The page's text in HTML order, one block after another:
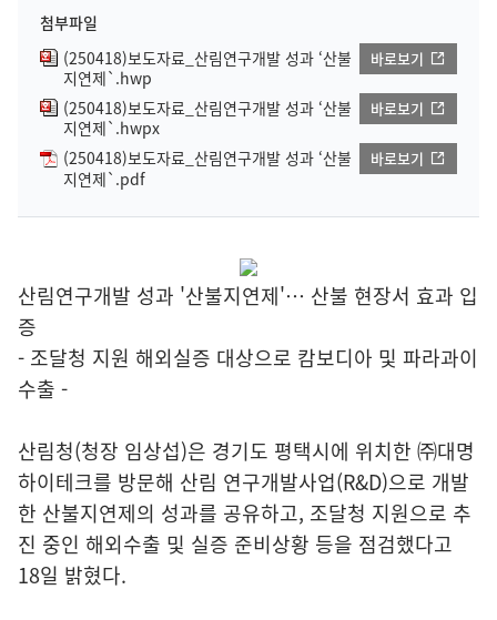
첨부파일
(250418)보도자료_산림연구개발 성과 ‘산불
지연제`.hwp
바로보기
(250418)보도자료_산림연구개발 성과 ‘산불
지연제`.hwpx
바로보기
(250418)보도자료_산림연구개발 성과 ‘산불
지연제`.pdf
바로보기
산림연구개발 성과 '산불지연제'… 산불 현장서 효과 입
증
- 조달청 지원 해외실증 대상으로 캄보디아 및 파라과이
수출 -
산림청(청장 임상섭)은 경기도 평택시에 위치한 ㈜대명
하이테크를 방문해 산림 연구개발사업(R&D)으로 개발
한 산불지연제의 성과를 공유하고, 조달청 지원으로 추
진 중인 해외수출 및 실증 준비상황 등을 점검했다고
18일 밝혔다.